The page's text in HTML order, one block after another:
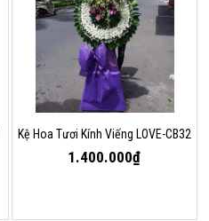
Kệ Hoa Tươi Kính Viếng LOVE-CB32
1.400.000₫